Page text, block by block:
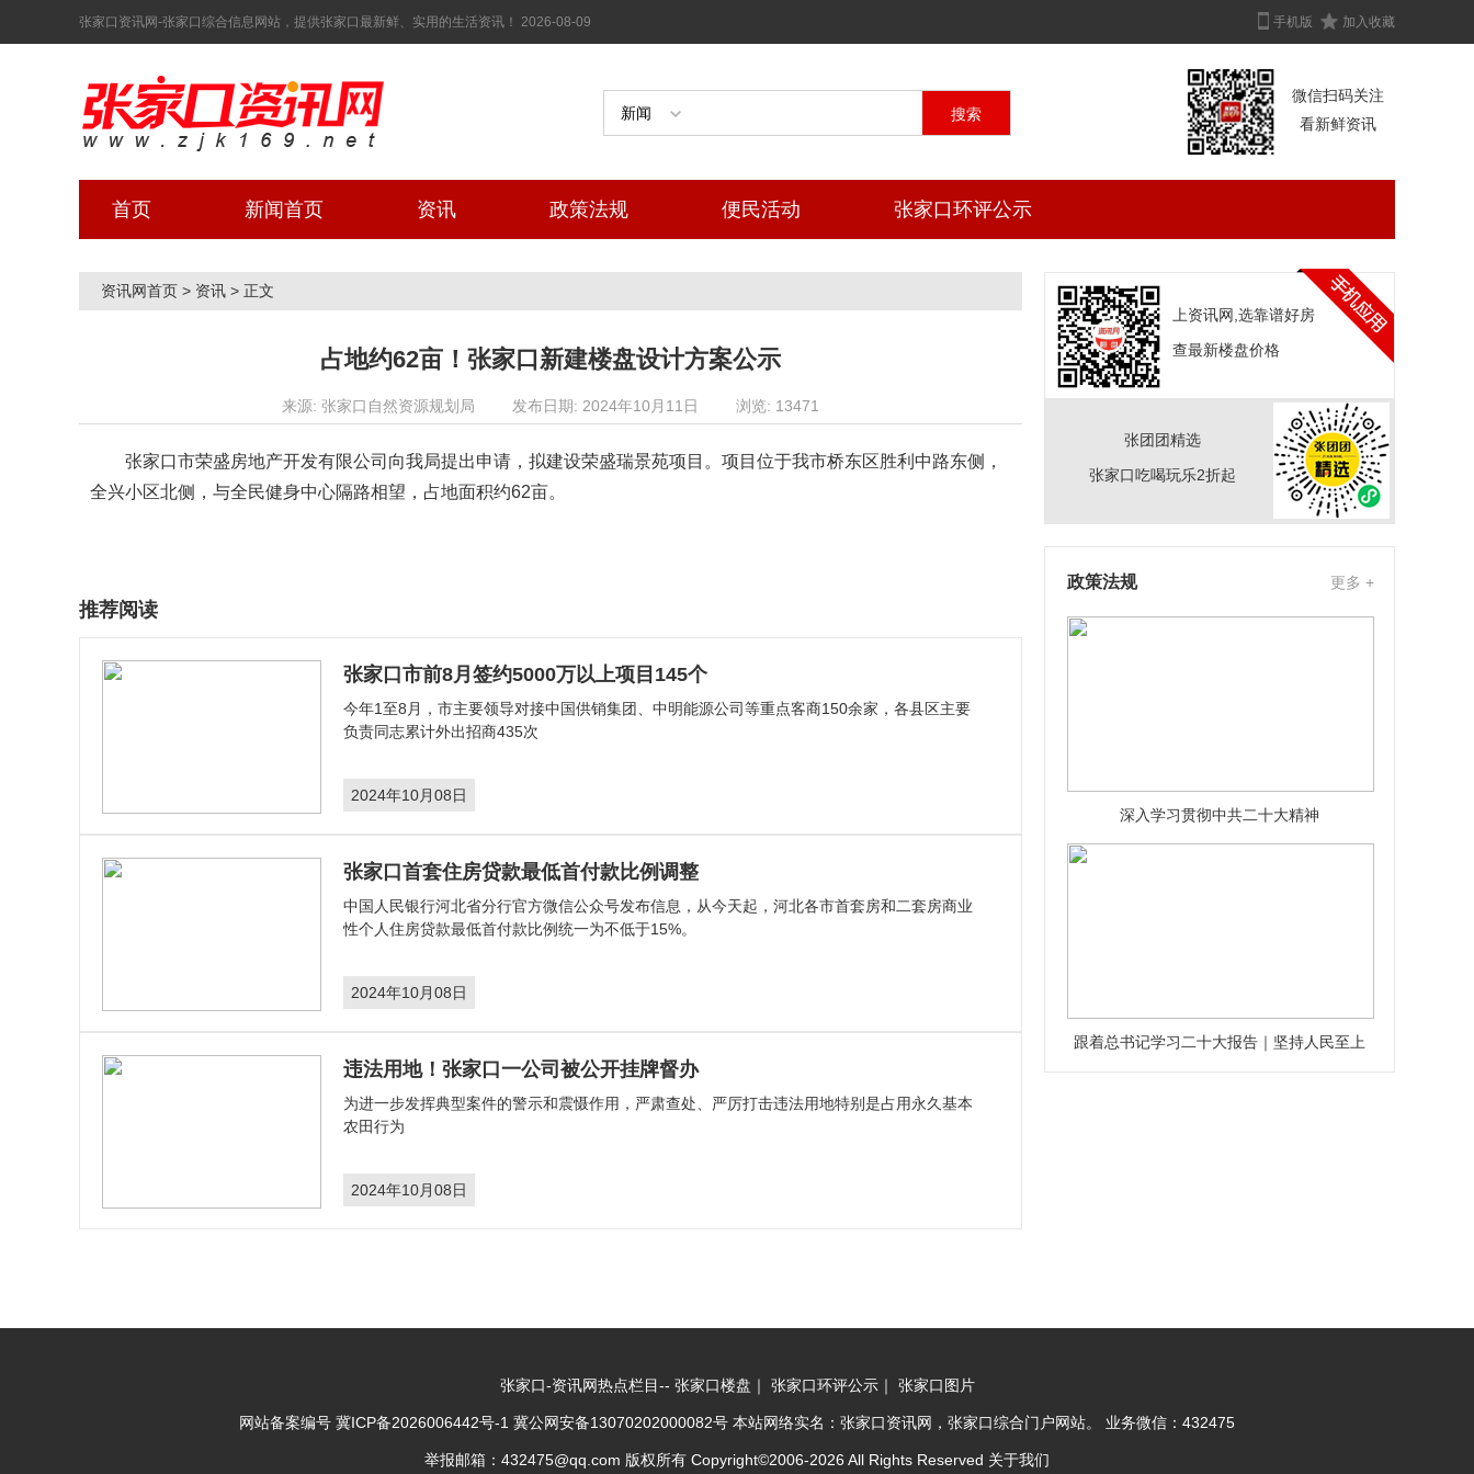
张家口资讯网-张家口综合信息网站，提供张家口最新鲜、实用的生活资讯！ 2026-08-09 手机版 加入收藏
搜索
微信扫码关注
看新鲜资讯
首页 新闻首页 资讯 政策法规 便民活动 张家口环评公示
资讯网首页 > 资讯 > 正文
占地约62亩！张家口新建楼盘设计方案公示
来源: 张家口自然资源规划局 发布日期: 2024年10月11日 浏览: 13471
张家口市荣盛房地产开发有限公司向我局提出申请，拟建设荣盛瑞景苑项目。项目位于我市桥东区胜利中路东侧，
全兴小区北侧，与全民健身中心隔路相望，占地面积约62亩。
推荐阅读
张家口市前8月签约5000万以上项目145个
今年1至8月，市主要领导对接中国供销集团、中明能源公司等重点客商150余家，各县区主要
负责同志累计外出招商435次
2024年10月08日
张家口首套住房贷款最低首付款比例调整
​中国人民银行河北省分行官方微信公众号发布信息，从今天起，河北各市首套房和二套房商业
性个人住房贷款最低首付款比例统一为不低于15%。
2024年10月08日
违法用地！张家口一公司被公开挂牌督办
​为进一步发挥典型案件的警示和震慑作用，严肃查处、严厉打击违法用地特别是占用永久基本
农田行为
2024年10月08日
上资讯网,选靠谱好房
查最新楼盘价格
张团团精选
张家口吃喝玩乐2折起
政策法规 更多 +
深入学习贯彻中共二十大精神
跟着总书记学习二十大报告｜坚持人民至上
张家口-资讯网热点栏目-- 张家口楼盘 ｜ 张家口环评公示｜ 张家口图片
网站备案编号 冀ICP备2026006442号-1 冀公网安备13070202000082号 本站网络实名：张家口资讯网，张家口综合门户网站。 业务微信：432475
举报邮箱：432475@qq.com 版权所有 Copyright©2006-2026 All Rights Reserved 关于我们